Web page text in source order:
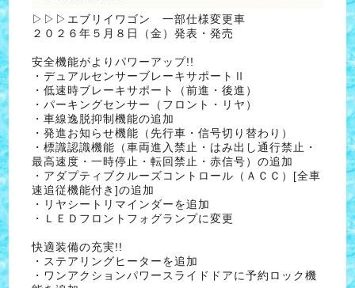
▷▷▷エブリイワゴン 一部仕様変更車
２０２６年５月８日（金）発表・発売
安全機能がよりパワーアップ!!
・デュアルセンサーブレーキサポートⅡ
・低速時ブレーキサポート（前進・後進）
・パーキングセンサー（フロント・リヤ）
・車線逸脱抑制機能の追加
・発進お知らせ機能（先行車・信号切り替わり）
・標識認識機能（車両進入禁止・はみ出し通行禁止・
最高速度・一時停止・転回禁止・赤信号）の追加
・アダプティブクルーズコントロール（ＡＣＣ）[全車
速追従機能付き]の追加
・リヤシートリマインダーを追加
・ＬＥＤフロントフォグランプに変更
快適装備の充実!!
・ステアリングヒーターを追加
・ワンアクションパワースライドドアに予約ロック機